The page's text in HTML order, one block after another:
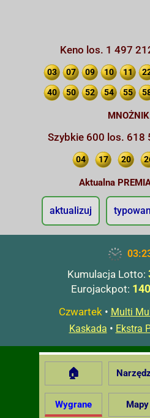
Keno los. 1 497
03 07 09 10 11
40 50 52 54 55
Szybkie 600 los. 618
04 17 20
Aktualna
aktualizuj
Kumulacja Lotto:
Eurojackpot:
Czwartek• Multi
Kaskada • Ekstra
🏠
Wygrane Mapy